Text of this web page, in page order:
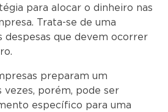
para alocar o dinheiro nas
Trata-se de uma
despesas que devem ocorrer
preparam um
vezes, porém, pode ser
específico para uma